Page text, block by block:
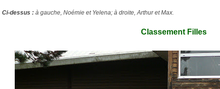
Ci-dessus : à gauche, Noémie et Yelena; à droite, Arthur et Max.
Classement Filles